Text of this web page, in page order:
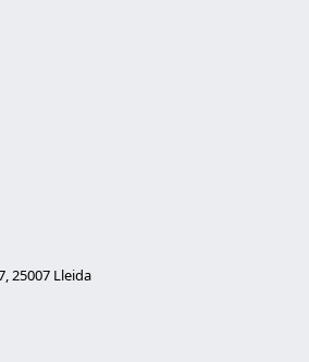
25007 Lleida